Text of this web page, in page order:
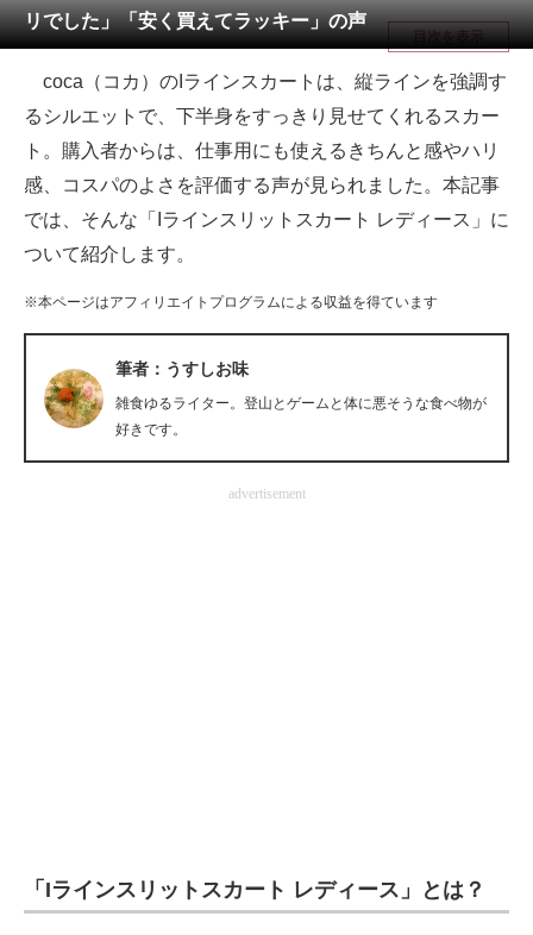
メディア
注目記事を集めた総合ページ
ITの今と未来を見通す
スマホと通信の最新トレンド
進化するPCとデバイスの未来
好きが集まる 比べて選べる
ビジネスと働き方のヒント
AI活用のいまが分かる
企業ITのトレンドを詳説
経営リーダーのコミュニティ
リでした」「安く買えてラッキー」の声
目次を表示
coca（コカ）のIラインスカートは、縦ラインを強調す
るシルエットで、下半身をすっきり見せてくれるスカー
ト。購入者からは、仕事用にも使えるきちんと感やハリ
感、コスパのよさを評価する声が見られました。本記事
では、そんな「Iラインスリットスカート レディース」に
ついて紹介します。
※本ページはアフィリエイトプログラムによる収益を得ています
筆者：うすしお味
雑食ゆるライター。登山とゲームと体に悪そうな食べ物が
好きです。
advertisement
「Iラインスリットスカート レディース」とは？